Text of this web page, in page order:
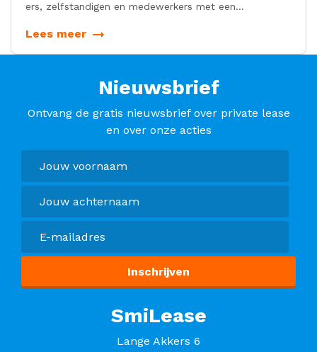
ers, zelfstandigen en medewerkers met een
Lees meer
Nieuwsbrief
Ontvang de gratis nieuwsbrief over private lease
en over onze acties
SmiLease
Lange Akkers 6